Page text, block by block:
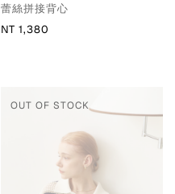
蕾絲拼接背心
NT 1,380
OUT OF STOCK